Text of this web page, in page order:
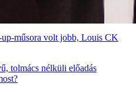
up-műsora volt jobb, Louis CK
tolmács nélküli előadás